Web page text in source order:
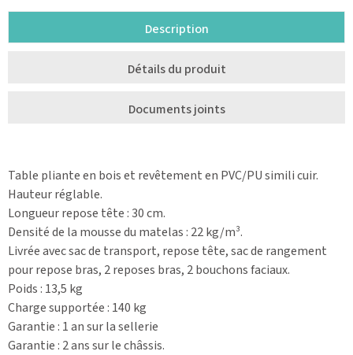
Description
Détails du produit
Documents joints
Table pliante en bois et revêtement en PVC/PU simili cuir.
Hauteur réglable.
Longueur repose tête : 30 cm.
Densité de la mousse du matelas : 22 kg/m³.
Livrée avec sac de transport, repose tête, sac de rangement
pour repose bras, 2 reposes bras, 2 bouchons faciaux.
Poids : 13,5 kg
Charge supportée : 140 kg
Garantie : 1 an sur la sellerie
Garantie : 2 ans sur le châssis.